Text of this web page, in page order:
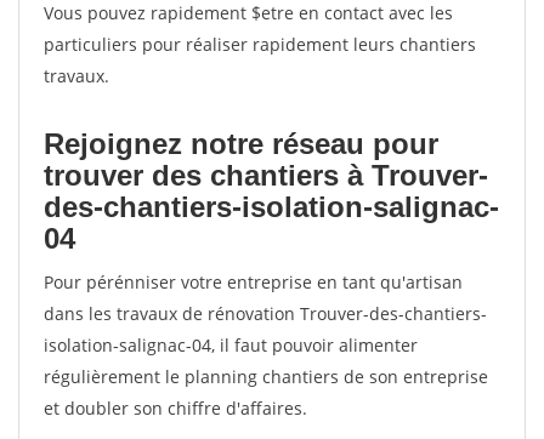
Vous pouvez rapidement $etre en contact avec les
particuliers pour réaliser rapidement leurs chantiers
travaux.
Rejoignez notre réseau pour
trouver des chantiers à Trouver-
des-chantiers-isolation-salignac-
04
Pour pérénniser votre entreprise en tant qu'artisan
dans les travaux de rénovation Trouver-des-chantiers-
isolation-salignac-04, il faut pouvoir alimenter
régulièrement le planning chantiers de son entreprise
et doubler son chiffre d'affaires.